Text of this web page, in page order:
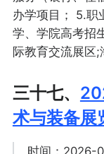
办学项目； 5.职
学、学院高考招
际教育交流展区
三十七、
术与装备展